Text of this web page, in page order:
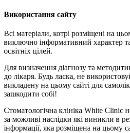
Використання сайту
Всі матеріали, котрі розміщені на
виключно інформативний характер
освітніх цілей.
Для визначення діагнозу та
до лікаря. Будь ласка, не
викладену на цьому сайті для
зашкодити собі!
Стоматологічна клініка White Clinic
за можливі наслідки які виникли в
інформації, яка розміщена на цьому